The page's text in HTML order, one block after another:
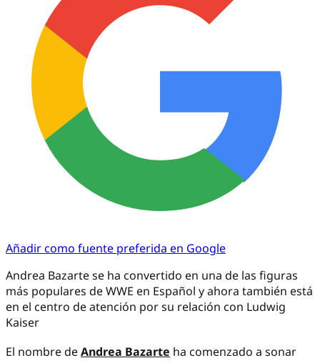
Añadir como fuente preferida en Google
Andrea Bazarte se ha convertido en una de las figuras
más populares de WWE en Español y ahora también está
en el centro de atención por su relación con Ludwig
Kaiser
El nombre deAndrea Bazarte ha comenzado a sonar